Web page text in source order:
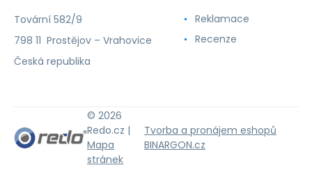
Tovární 582/9
798 11 Prostějov – Vrahovice
Česká republika
Reklamace
Recenze
© 2026
Redo.cz |
Mapa
stránek
Tvorba a pronájem eshopů
BINARGON.cz